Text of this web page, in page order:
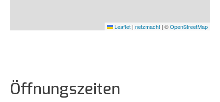
Leaflet | netzmacht | ©OpenStreetMap
Öffnungszeiten